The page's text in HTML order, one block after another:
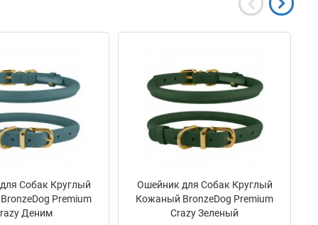
Собак Круглый
Premium
Деним
Ошейник для Собак Круглый
Кожаный BronzeDog Premium
Crazy Зеленый